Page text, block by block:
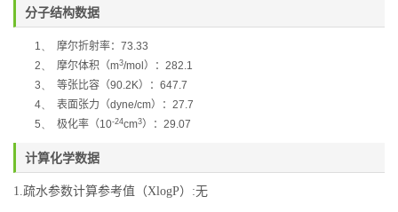
分子结构数据
1、 摩尔折射率： 73.33
2、
摩尔体积（m3/mol ）： 282.1
3、
等张比容（90.2K）： 647.7
4、
表面张力（dyne/cm）： 27.7
5、
极化率 （10-24cm3）： 29.07
计算化学数据
1.疏水参数计算参考值（XlogP）:无